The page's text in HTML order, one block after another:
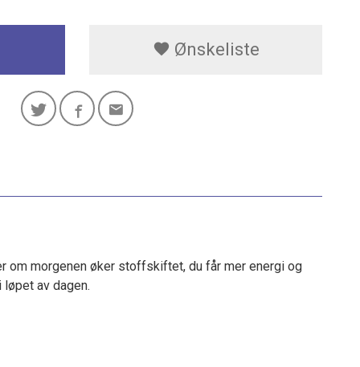
Ønskeliste
om morgenen øker stoffskiftet, du får mer energi og
av dagen.